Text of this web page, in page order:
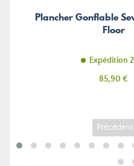
Plancher Gonflable
Floor
Expédition
Prix
85,90 €
Précédent